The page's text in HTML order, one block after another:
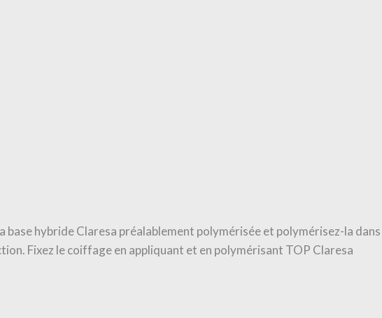
hybride Claresa préalablement polymérisée et polymérisez-la dans
Fixez le coiffage en appliquant et en polymérisant TOP Claresa